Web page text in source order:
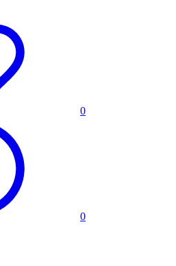
0
0